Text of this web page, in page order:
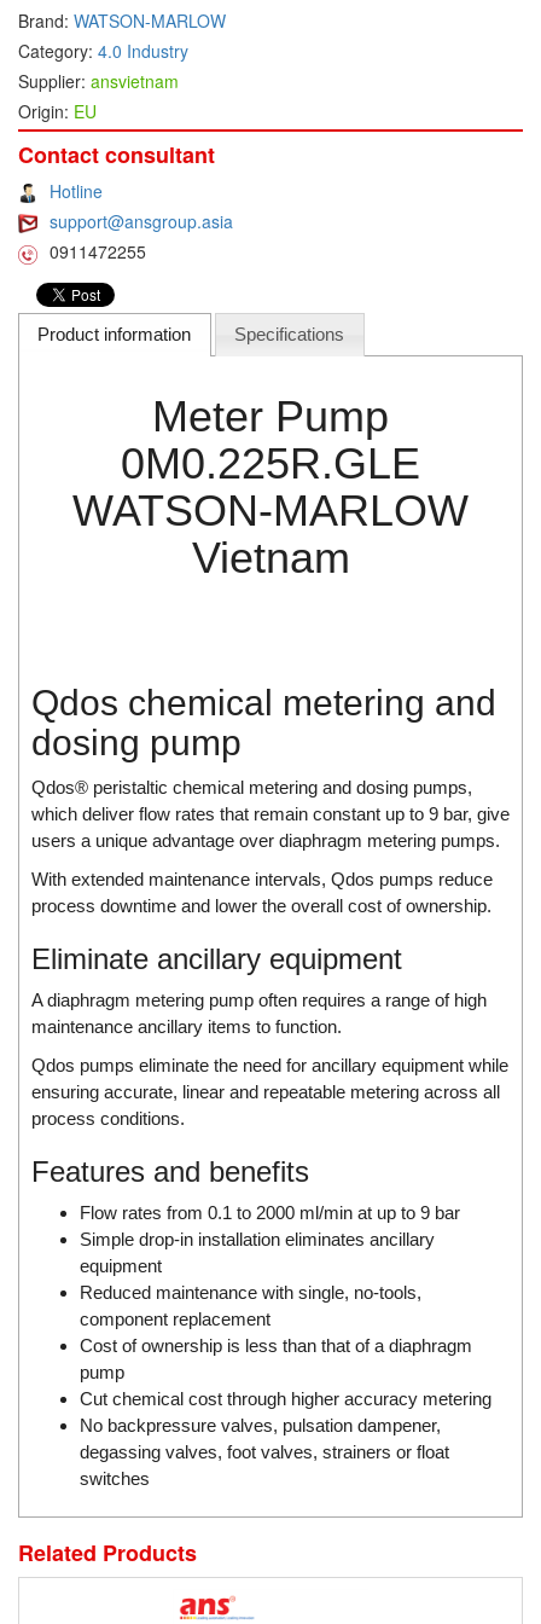
Delmhorst VietNam
DELTA
Delta Ohm
Delta sensor
Delta-mobrey
DEMA Engineering/ Foam- IT
DESAX
DET-TRONICS
Dias Infrared
DINA Elektronik
DOLD - Autho ANS
Dold Vietnam
Dongdo Tech
Donghwa Valve
Dosing Pump
Driesen Kern
Dropsa Vietnam
DSTI
DUCATI
Duclean
Dunkermotoren
Durag
Dwyer
DYH
Dynisco
E+E ELEKTRONIK
Eaton
Brand: WATSON-MARLOW
Category: 4.0 Industry
Supplier: ansvietnam
Origin: EU
Contact consultant
Hotline
support@ansgroup.asia
0911472255
Product information Specifications
Meter Pump
0M0.225R.GLE
WATSON-MARLOW
Vietnam
Qdos chemical metering and
dosing pump
Qdos® peristaltic chemical metering and dosing pumps,
which deliver flow rates that remain constant up to 9 bar, give
users a unique advantage over diaphragm metering pumps.
With extended maintenance intervals, Qdos pumps reduce
process downtime and lower the overall cost of ownership.
Eliminate ancillary equipment
A diaphragm metering pump often requires a range of high
maintenance ancillary items to function.
Qdos pumps eliminate the need for ancillary equipment while
ensuring accurate, linear and repeatable metering across all
process conditions.
Features and benefits
Flow rates from 0.1 to 2000 ml/min at up to 9 bar
Simple drop-in installation eliminates ancillary
equipment
Reduced maintenance with single, no-tools,
component replacement
Cost of ownership is less than that of a diaphragm
pump
Cut chemical cost through higher accuracy metering
No backpressure valves, pulsation dampener,
degassing valves, foot valves, strainers or float
switches
Related Products